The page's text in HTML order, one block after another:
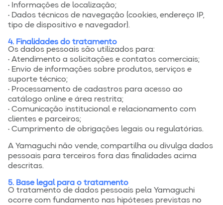
• Informações de localização;
• Dados técnicos de navegação (cookies, endereço IP,
tipo de dispositivo e navegador).
4. Finalidades do tratamento
Os dados pessoais são utilizados para:
• Atendimento a solicitações e contatos comerciais;
• Envio de informações sobre produtos, serviços e
suporte técnico;
• Processamento de cadastros para acesso ao
catálogo online e área restrita;
• Comunicação institucional e relacionamento com
clientes e parceiros;
• Cumprimento de obrigações legais ou regulatórias.
A Yamaguchi não vende, compartilha ou divulga dados
pessoais para terceiros fora das finalidades acima
descritas.
5. Base legal para o tratamento
O tratamento de dados pessoais pela Yamaguchi
ocorre com fundamento nas hipóteses previstas no